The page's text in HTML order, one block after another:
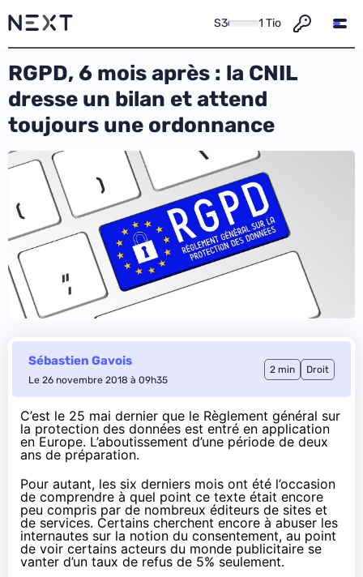
S3 1 Tio
RGPD, 6 mois après : la CNIL
dresse un bilan et attend
toujours une ordonnance
Sébastien Gavois
Le 26 novembre 2018 à 09h35
2 min Droit
C’est le 25 mai dernier que le Règlement général sur
la protection des données est entré en application
en Europe. L’aboutissement d’une période de deux
ans de préparation.
Pour autant, les six derniers mois ont été l’occasion
de comprendre à quel point ce texte était encore
peu compris par de nombreux éditeurs de sites et
de services. Certains cherchent encore à abuser les
internautes sur la notion du consentement, au point
de voir certains acteurs du monde publicitaire se
vanter d’un taux de refus de 5% seulement.